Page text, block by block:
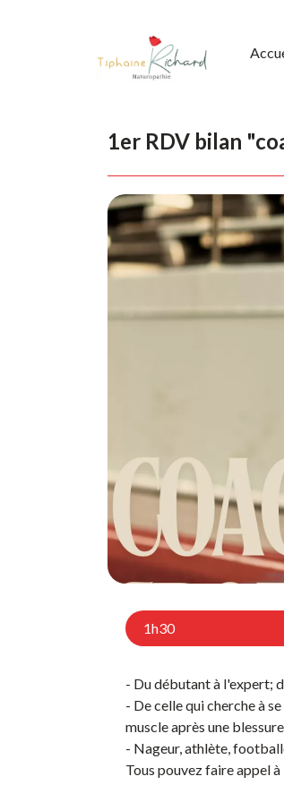
1er RDV bilan
1h30
- Du débutant à l'expert;
- De celle qui cherche à
muscle après une blessure.
- Nageur, athlète,
Tous pouvez faire appel